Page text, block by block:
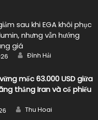
sau khi EGA khôi phục
nhưng vẫn hướng
giá
Author
Đình Hải
mốc 63.000 USD giữa
thẳng Iran và cổ phiếu
Author
Thu Hoai